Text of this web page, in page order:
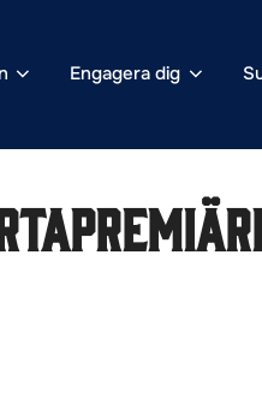
Engagera dig